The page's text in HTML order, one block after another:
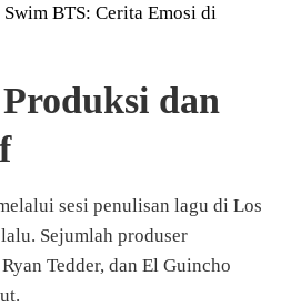
BTS: Cerita Emosi di
dan
sesi penulisan lagu di Los
Sejumlah produser
Tedder, dan El Guincho